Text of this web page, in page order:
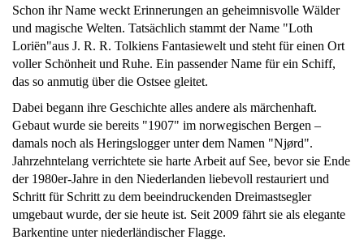
Schon ihr Name weckt Erinnerungen an geheimnisvolle Wälder
und magische Welten. Tatsächlich stammt der Name "Loth
Loriën"aus J. R. R. Tolkiens Fantasiewelt und steht für einen Ort
voller Schönheit und Ruhe. Ein passender Name für ein Schiff,
das so anmutig über die Ostsee gleitet.
Dabei begann ihre Geschichte alles andere als märchenhaft.
Gebaut wurde sie bereits "1907" im norwegischen Bergen –
damals noch als Heringslogger unter dem Namen "Njørd".
Jahrzehntelang verrichtete sie harte Arbeit auf See, bevor sie Ende
der 1980er-Jahre in den Niederlanden liebevoll restauriert und
Schritt für Schritt zu dem beeindruckenden Dreimastsegler
umgebaut wurde, der sie heute ist. Seit 2009 fährt sie als elegante
Barkentine unter niederländischer Flagge.